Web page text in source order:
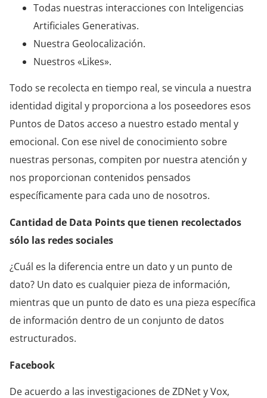
Todas nuestras interacciones con Inteligencias
Artificiales Generativas.
Nuestra Geolocalización.
Nuestros «Likes».
Todo se recolecta en tiempo real, se vincula a nuestra
identidad digital y proporciona a los poseedores esos
Puntos de Datos acceso a nuestro estado mental y
emocional. Con ese nivel de conocimiento sobre
nuestras personas, compiten por nuestra atención y
nos proporcionan contenidos pensados
específicamente para cada uno de nosotros.
Cantidad de Data Points que tienen recolectados
sólo las redes sociales
¿Cuál es la diferencia entre un dato y un punto de
dato? Un dato es cualquier pieza de información,
mientras que un punto de dato es una pieza específica
de información dentro de un conjunto de datos
estructurados.
Facebook
De acuerdo a las investigaciones de ZDNet y Vox,